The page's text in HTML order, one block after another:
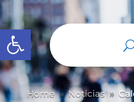
Abrir barra de herramientas
Home 9 Noticias 9